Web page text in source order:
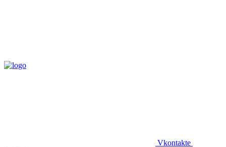
Vkontakte